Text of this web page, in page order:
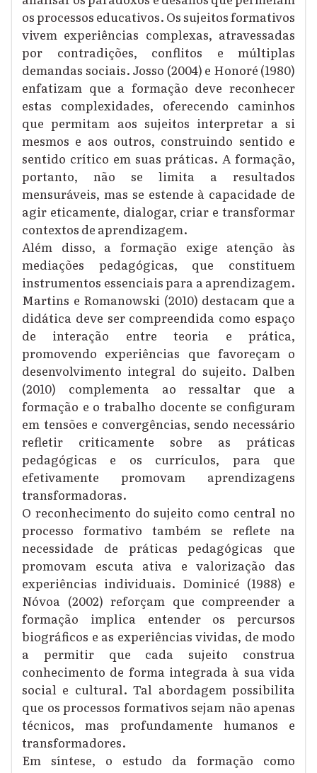
os processos educativos. Os sujeitos formativos
vivem experiências complexas, atravessadas
por contradições, conflitos e múltiplas
demandas sociais. Josso (2004) e Honoré (1980)
enfatizam que a formação deve reconhecer
estas complexidades, oferecendo caminhos
que permitam aos sujeitos interpretar a si
mesmos e aos outros, construindo sentido e
sentido crítico em suas práticas. A formação,
portanto, não se limita a resultados
mensuráveis, mas se estende à capacidade de
agir eticamente, dialogar, criar e transformar
contextos de aprendizagem.
Além disso, a formação exige atenção às
mediações pedagógicas, que constituem
instrumentos essenciais para a aprendizagem.
Martins e Romanowski (2010) destacam que a
didática deve ser compreendida como espaço
de interação entre teoria e prática,
promovendo experiências que favoreçam o
desenvolvimento integral do sujeito. Dalben
(2010) complementa ao ressaltar que a
formação e o trabalho docente se configuram
em tensões e convergências, sendo necessário
refletir criticamente sobre as práticas
pedagógicas e os currículos, para que
efetivamente promovam aprendizagens
transformadoras.
O reconhecimento do sujeito como central no
processo formativo também se reflete na
necessidade de práticas pedagógicas que
promovam escuta ativa e valorização das
experiências individuais. Dominicé (1988) e
Nóvoa (2002) reforçam que compreender a
formação implica entender os percursos
biográficos e as experiências vividas, de modo
a permitir que cada sujeito construa
conhecimento de forma integrada à sua vida
social e cultural. Tal abordagem possibilita
que os processos formativos sejam não apenas
técnicos, mas profundamente humanos e
transformadores.
Em síntese, o estudo da formação como